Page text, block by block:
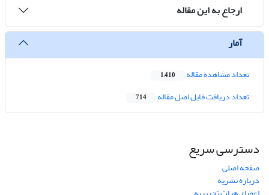
ارجاع به این مقاله
آمار
تعداد مشاهده مقاله 1,410
تعداد دریافت فایل اصل مقاله 714
دسترسی سریع
صفحه اصلی
درباره نشریه